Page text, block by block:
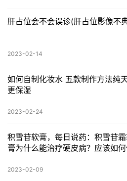
肝占位会不会误诊(肝占位影像不
2023-02-14
如何自制化妆水 五款制作方法纯
更保湿
2023-02-24
积雪苷软膏，每日说药：积雪苷
膏为什么能治疗硬皮病？应该如
2023-02-09